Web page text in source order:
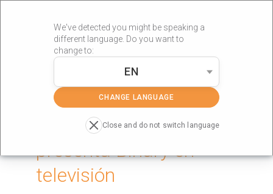
We've detected you might be speaking a
different language. Do you want to
change to:
EN
CHANGE LANGUAGE
Close and do not switch language
»
Clínica polaca La Perla
presenta Binary en
televisión